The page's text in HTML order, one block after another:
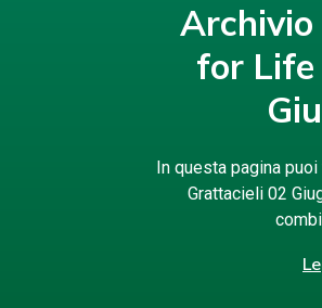
for
In questa pagina
Grattacieli 02